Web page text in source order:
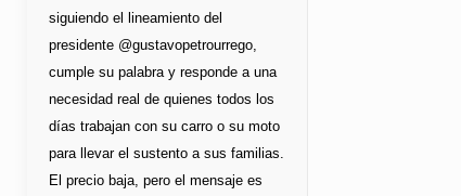
siguiendo el lineamiento del
presidente @gustavopetrourrego,
cumple su palabra y responde a una
necesidad real de quienes todos los
días trabajan con su carro o su moto
para llevar el sustento a sus familias.
El precio baja, pero el mensaje es